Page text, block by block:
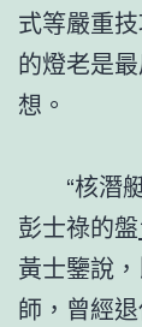
式等嚴重
的燈老是
想。
“核潛艇
彭士祿的盤
黃士鑒說
師，曾經